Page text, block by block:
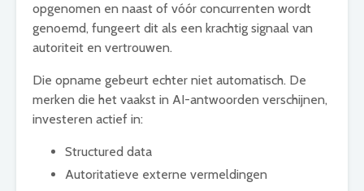
opgenomen en naast of vóór concurrenten wordt
genoemd, fungeert dit als een krachtig signaal van
autoriteit en vertrouwen.
Die opname gebeurt echter niet automatisch. De
merken die het vaakst in AI-antwoorden verschijnen,
investeren actief in:
Structured data
Autoritatieve externe vermeldingen